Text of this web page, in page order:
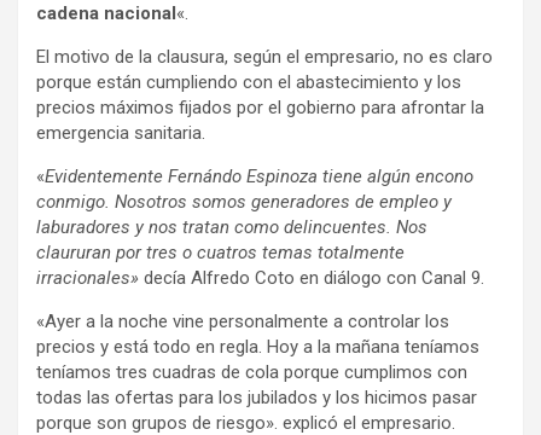
cadena nacional«.
El motivo de la clausura, según el empresario, no es claro
porque están cumpliendo con el abastecimiento y los
precios máximos fijados por el gobierno para afrontar la
emergencia sanitaria.
«Evidentemente Fernándo Espinoza tiene algún encono
conmigo. Nosotros somos generadores de empleo y
laburadores y nos tratan como delincuentes. Nos
claururan por tres o cuatros temas totalmente
irracionales» decía Alfredo Coto en diálogo con Canal 9.
«Ayer a la noche vine personalmente a controlar los
precios y está todo en regla. Hoy a la mañana teníamos
teníamos tres cuadras de cola porque cumplimos con
todas las ofertas para los jubilados y los hicimos pasar
porque son grupos de riesgo». explicó el empresario.